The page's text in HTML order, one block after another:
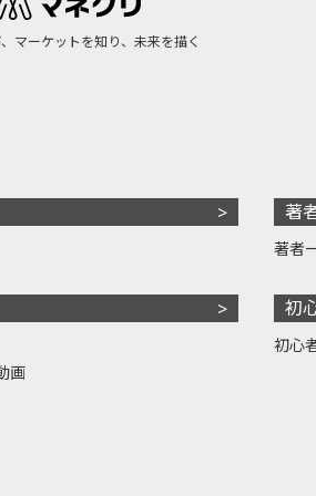
マーケットを知り、未来を描く
画
著
著者
初
初心